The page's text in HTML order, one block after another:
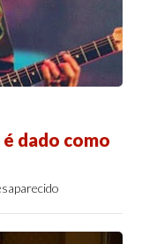
dado como